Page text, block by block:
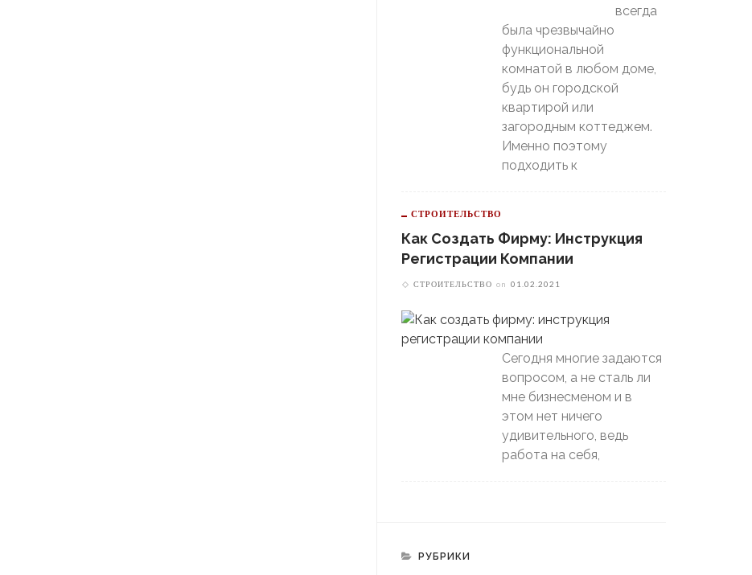
всегда
была чрезвычайно
функциональной
комнатой в любом доме,
будь он городской
квартирой или
загородным коттеджем.
Именно поэтому
подходить к
СТРОИТЕЛЬСТВО
Как Создать Фирму: Инструкция
Регистрации Компании
СТРОИТЕЛЬСТВО on 01.02.2021
Сегодня многие задаются
вопросом, а не сталь ли
мне бизнесменом и в
этом нет ничего
удивительного, ведь
работа на себя,
РУБРИКИ